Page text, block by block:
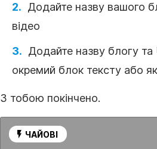
Додайте назву вашого
відео
Додайте назву блогу та
окремий блок тексту або
З тобою покінчено.
ЧАЙОВІ